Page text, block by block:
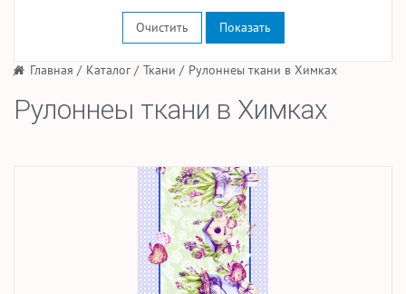
/ Главная / Каталог/ Ткани / Рулоннеы ткани в Химках
Рулоннеы ткани в Химках
Очистить